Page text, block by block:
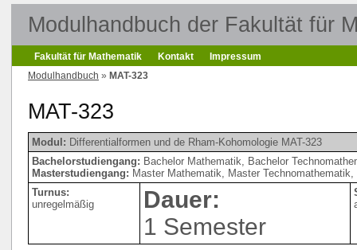
Modulhandbuch der Fakultät für
Fakultät für Mathematik Kontakt
Impressum
Modulhandbuch » MAT-323
MAT-323
Modul: Differentialformen und de Rham-Kohomologie MAT-323
Bachelorstudiengang: Bachelor Mathematik, Bachelor
Masterstudiengang: Master Mathematik, Master
Turnus:
unregelmäßig
Dauer:
1 Semester